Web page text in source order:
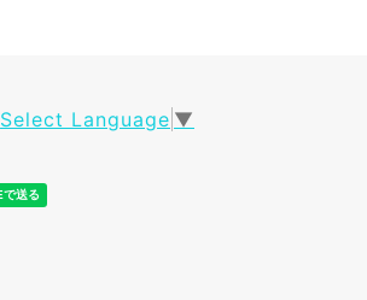
Select Language ▼